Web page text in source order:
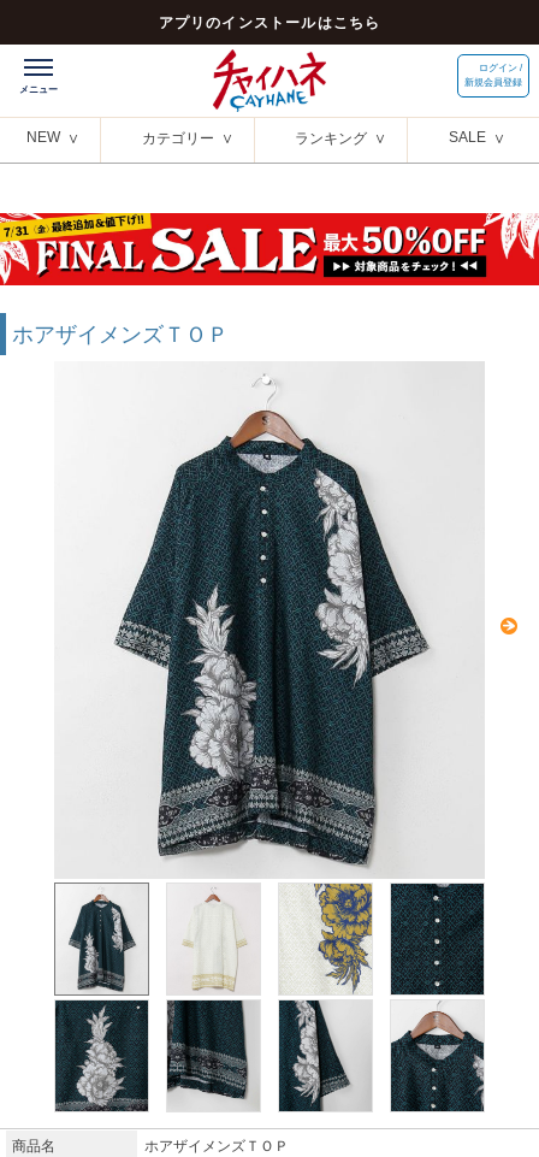
アプリのインストールはこちら
ログイン /
新規会員登録
NEW カテゴリー ランキング SALE
ホアザイメンズＴＯＰ
商品名
ホアザイメンズＴＯＰ